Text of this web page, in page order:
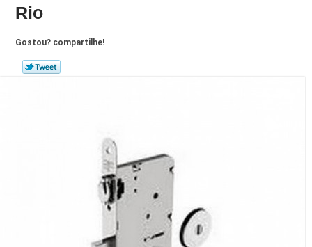
Rio
Gostou? compartilhe!